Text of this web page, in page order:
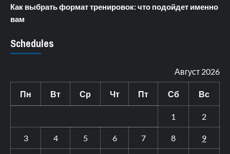
Как выбрать формат тренировок: что подойдет именно
вам
Schedules
Август 2026
Пн Вт Ср Чт Пт Сб Вс
1 2
3 4 5 6 7 8 9